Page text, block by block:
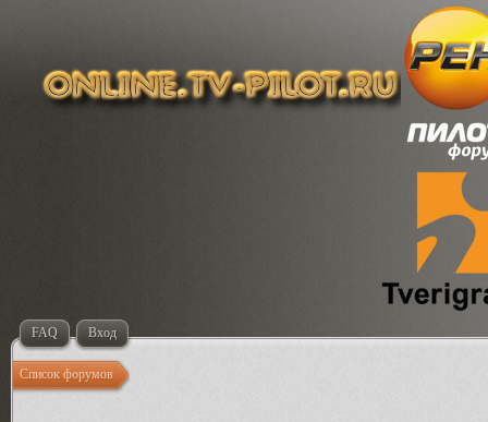
FAQ Вход
Список форумов